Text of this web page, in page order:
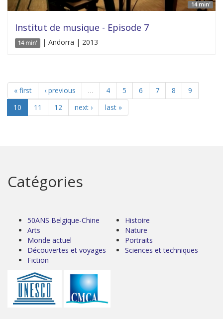
14 min'
Institut de musique - Episode 7
14 min' | Andorra | 2013
« first ‹ previous … 4 5 6 7 8
9
10
11 12 next › last »
Catégories
50ANS Belgique-Chine
Arts
Monde actuel
Découvertes et voyages
Fiction
Histoire
Nature
Portraits
Sciences et techniques